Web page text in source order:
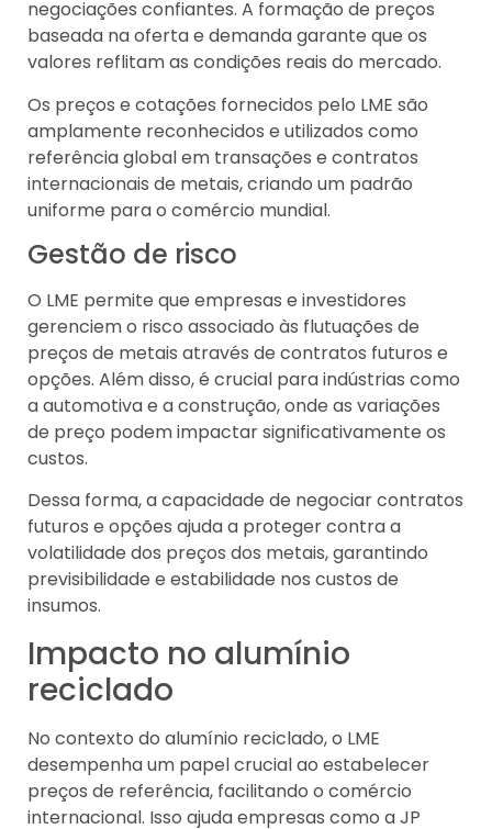
negociações confiantes. A formação de preços
baseada na oferta e demanda garante que os
valores reflitam as condições reais do mercado.
Os preços e cotações fornecidos pelo LME são
amplamente reconhecidos e utilizados como
referência global em transações e contratos
internacionais de metais, criando um padrão
uniforme para o comércio mundial.
Gestão de risco
O LME permite que empresas e investidores
gerenciem o risco associado às flutuações de
preços de metais através de contratos futuros e
opções. Além disso, é crucial para indústrias como
a automotiva e a construção, onde as variações
de preço podem impactar significativamente os
custos.
Dessa forma, a capacidade de negociar contratos
futuros e opções ajuda a proteger contra a
volatilidade dos preços dos metais, garantindo
previsibilidade e estabilidade nos custos de
insumos.
Impacto no alumínio
reciclado
No contexto do alumínio reciclado, o LME
desempenha um papel crucial ao estabelecer
preços de referência, facilitando o comércio
internacional. Isso ajuda empresas como a JP